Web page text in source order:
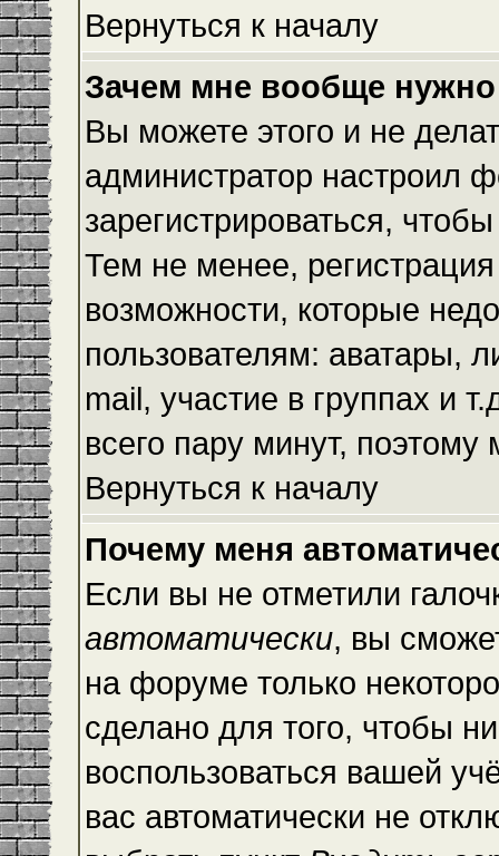
Вернуться к началу
Зачем мне вообще нужно
Вы можете этого и не
администратор настроил
зарегистрироваться,
Тем не менее,
возможности, которые
пользователям: аватары,
mail, участие в группах и
всего пару минут,
Вернуться к началу
Почему меня
Если вы не отметили
автоматически, вы
на форуме только
сделано для того, чтобы
воспользоваться вашей
вас автоматически не